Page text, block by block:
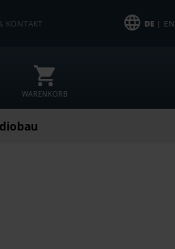
KONTAKT DE| EN
WARENKORB